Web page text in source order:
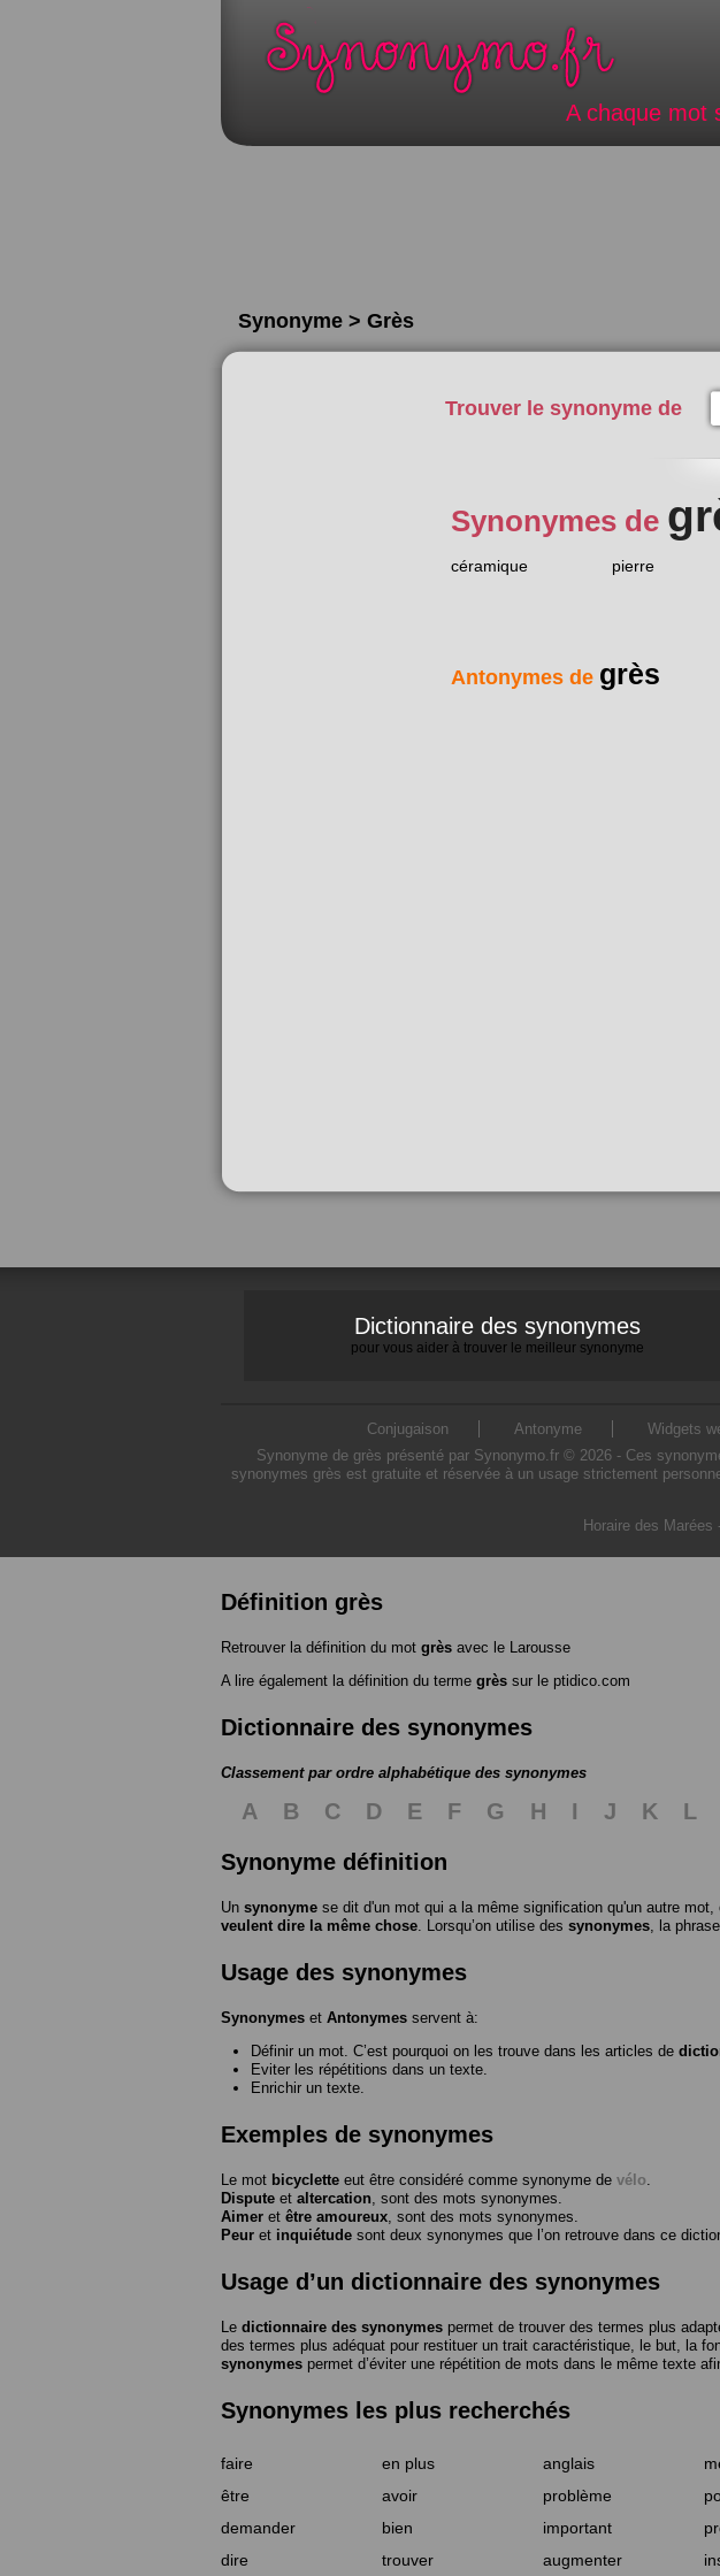
A chaque mot
Synonyme > Grès
Trouver le synonyme de
Synonymes de
céramique pierre
Antonymes de grès
Dictionnaire des synonymes
pour vous aider à trouver le meilleur synonyme
Conjugaison Antonyme Widgets
Synonyme de grès présenté par Synonymo.fr © 2026 - Ces
synonymes grès est gratuite et réservée à un usage strictement
Horaire des Marées
Définition grès
Retrouver la définition du mot grès avec le Larousse
A lire également la définition du terme grès sur le ptidico.com
Dictionnaire des synonymes
Classement par ordre alphabétique des synonymes
A B C D E F G H I J K L
Synonyme définition
Un synonyme se dit d'un mot qui a la même signification qu'un autre
veulent dire la même chose . Lorsqu’on utilise des synonymes , la phrase
Usage des synonymes
Synonymes et Antonymes servent à:
Définir un mot. C’est pourquoi on les trouve dans les articles de
Eviter les répétitions dans un texte.
Enrichir un texte.
Exemples de synonymes
Le mot bicyclette eut être considéré comme synonyme de vélo
Dispute et altercation , sont des mots synonymes.
Aimer et être amoureux , sont des mots synonymes.
Peur et inquiétude sont deux synonymes que l’on retrouve dans ce
Usage d’un dictionnaire des synonymes
Le dictionnaire des synonymes permet de trouver des termes plus
des termes plus adéquat pour restituer un trait caractéristique, le but, la
synonymes permet d’éviter une répétition de mots dans le même texte
Synonymes les plus recherchés
faire en plus anglais
être
avoir problème
demander
bien important
dire
trouver augmenter